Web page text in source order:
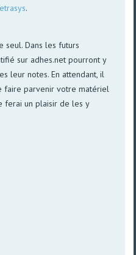
.
seul. Dans les futurs
sur adhes.net pourront y
leur notes. En attendant, il
faire parvenir votre matériel
ferai un plaisir de les y